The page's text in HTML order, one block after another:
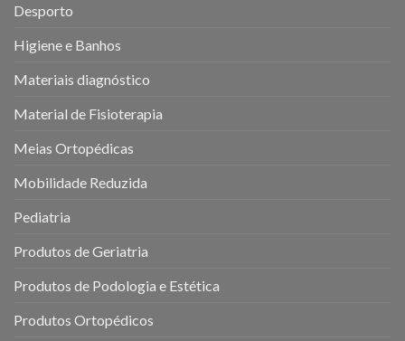
Desporto
Higiene e Banhos
Materiais diagnóstico
Material de Fisioterapia
Meias Ortopédicas
Mobilidade Reduzida
Pediatria
Produtos de Geriatria
Produtos de Podologia e Estética
Produtos Ortopédicos